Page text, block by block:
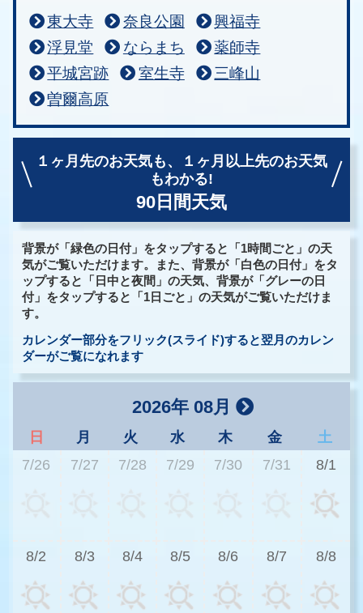
東大寺 奈良公園
興福寺
浮見堂
ならまち
薬師寺
平城宮跡
室生寺
三峰山
曽爾高原
１ヶ月先のお天気も、
１ヶ月以上先のお天気
もわかる!
90日間天気
背景が「緑色の日付」をタップすると「1時間ごと」の天
気がご覧いただけます。また、背景が「白色の日付」をタ
ップすると「日中と夜間」の天気、背景が「グレーの日
付」をタップすると「1日ごと」の天気がご覧いただけま
す。
カレンダー部分をフリック(スライド)すると翌月のカレン
ダーがご覧になれます
2026年 08月
日 月 火 水 木 金
土
7/26
7/27 7/28 7/29 7/30 7/31 8/1
8/2 8/3 8/4 8/5 8/6 8/7 8/8